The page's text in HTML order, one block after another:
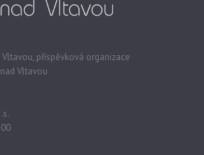
příspěvková organizace
Vltavou